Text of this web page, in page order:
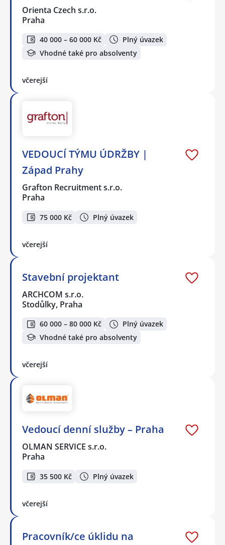
Orienta Czech s.r.o.
Praha
40 000 – 60 000 Kč
Plný úvazek
Vhodné také pro absolventy
včerejší
VEDOUCÍ TÝMU ÚDRŽBY |
Západ Prahy
Grafton Recruitment s.r.o.
Praha
75 000 Kč Plný úvazek
včerejší
Stavební projektant
ARCHCOM s.r.o.
Stodůlky, Praha
60 000 – 80 000 Kč
Plný úvazek
Vhodné také pro absolventy
včerejší
Vedoucí denní služby – Praha
OLMAN SERVICE s.r.o.
Praha
35 500 Kč Plný úvazek
včerejší
Pracovník/ce úklidu na